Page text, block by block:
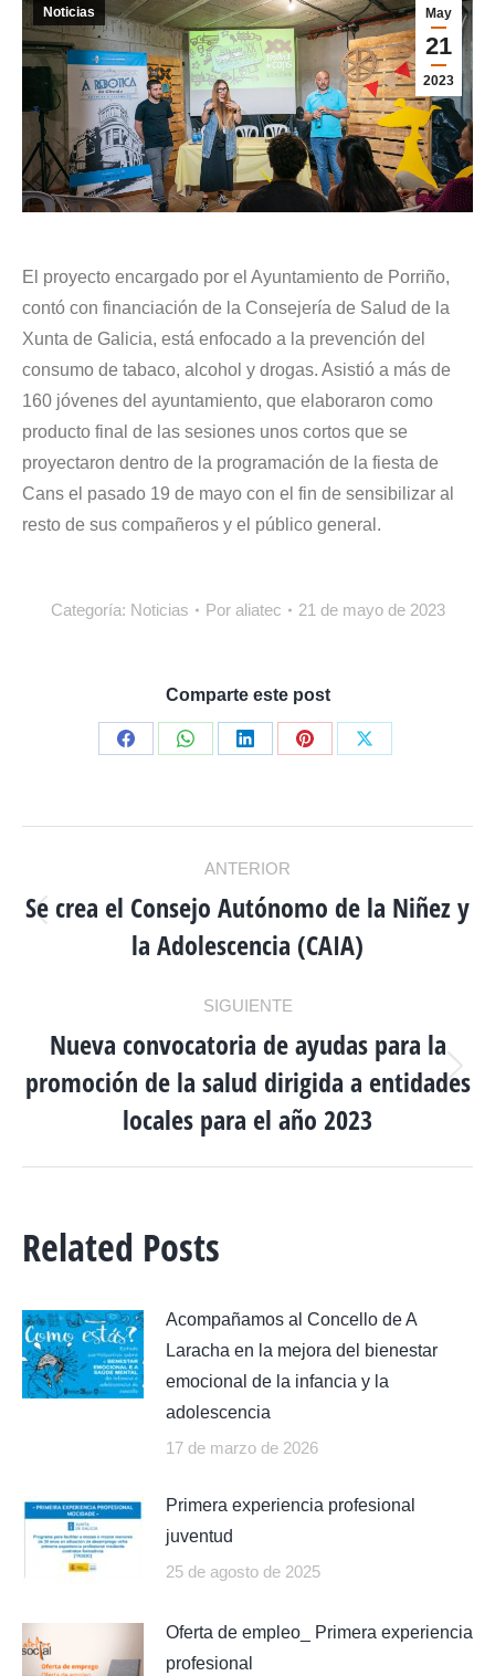
May
21
2023
Noticias
El proyecto encargado por el Ayuntamiento de Porriño,
contó con financiación de la Consejería de Salud de la
Xunta de Galicia, está enfocado a la prevención del
consumo de tabaco, alcohol y drogas. Asistió a más de
160 jóvenes del ayuntamiento, que elaboraron como
producto final de las sesiones unos cortos que se
proyectaron dentro de la programación de la fiesta de
Cans el pasado 19 de mayo con el fin de sensibilizar al
resto de sus compañeros y el público general.
Categoría: Noticias Por aliatec 21 de mayo de 2023
Comparte este post
Share
Share
Share
Share
Share
NAVEGACIÓN
ENTRE
PUBLICACIONES
ANTERIOR
Publicación
anterior:
Se crea el Consejo Autónomo de la Niñez y
la Adolescencia (CAIA)
SIGUIENTE
Publicación
siguiente:
Nueva convocatoria de ayudas para la
promoción de la salud dirigida a entidades
locales para el año 2023
Related Posts
Acompañamos al Concello de A
Laracha en la mejora del bienestar
emocional de la infancia y la
adolescencia
17 de marzo de 2026
Primera experiencia profesional
juventud
25 de agosto de 2025
Oferta de empleo_ Primera experiencia
profesional